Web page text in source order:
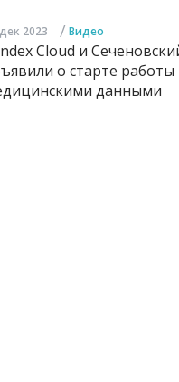
2023 / Видео
Cloud и
о старте
данными